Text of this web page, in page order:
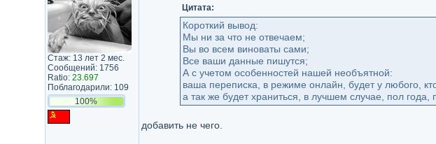
Стаж: 13 лет 2 мес.
Сообщений: 1756
Ratio: 23.697
Поблагодарили: 109
100%
Цитата:
Короткий вывод:
Мы ни за что не отвечаем;
Вы во всем виноваты сами;
Все ваши данные пишутся;
А с учетом особенностей нашей необъятной:
ваша переписка, в режиме онлайн, будет у любого,
а так же будет храниться, в лучшем случае, пол
добавить не чего.